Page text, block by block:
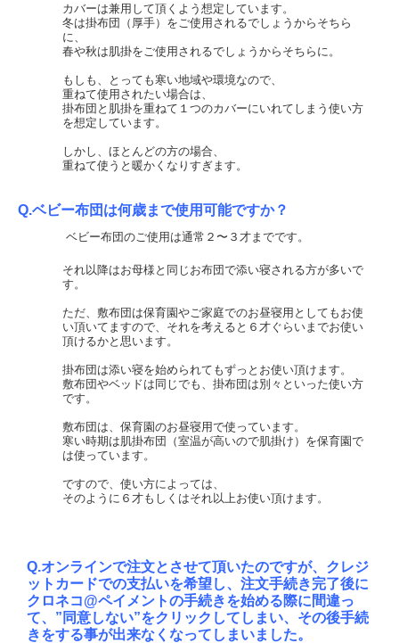
カバーは兼用して頂くよう想定しています。
冬は掛布団（厚手）をご使用されるでしょうからそちら
に、
春や秋は肌掛をご使用されるでしょうからそちらに。
もしも、とっても寒い地域や環境なので、
重ねて使用されたい場合は、
掛布団と肌掛を重ねて１つのカバーにいれてしまう使い方
を想定しています。
しかし、ほとんどの方の場合、
重ねて使うと暖かくなりすぎます。
Q.ベビー布団は何歳まで使用可能ですか？
ベビー布団のご使用は通常２〜３才までです。
それ以降はお母様と同じお布団で添い寝される方が多いで
す。
ただ、敷布団は保育園やご家庭でのお昼寝用としてもお使
い頂いてますので、それを考えると６才ぐらいまでお使い
頂けるかと思います。
掛布団は添い寝を始められてもずっとお使い頂けます。
敷布団やベッドは同じでも、 掛布団は別々といった使い方
です。
敷布団は、保育園のお昼寝用で使っています。
寒い時期は肌掛布団（室温が高いので肌掛け）を保育園で
は使っています。
ですので、使い方によっては、
そのように６才もしくはそれ以上お使い頂けます。
Q.オンラインで注文とさせて頂いたのですが、クレジ
ットカードでの支払いを希望し、注文手続き完了後に
クロネコ@ペイメントの手続きを始める際に間違っ
て、”同意しない”をクリックしてしまい、その後手続
きをする事が出来なくなってしまいました。